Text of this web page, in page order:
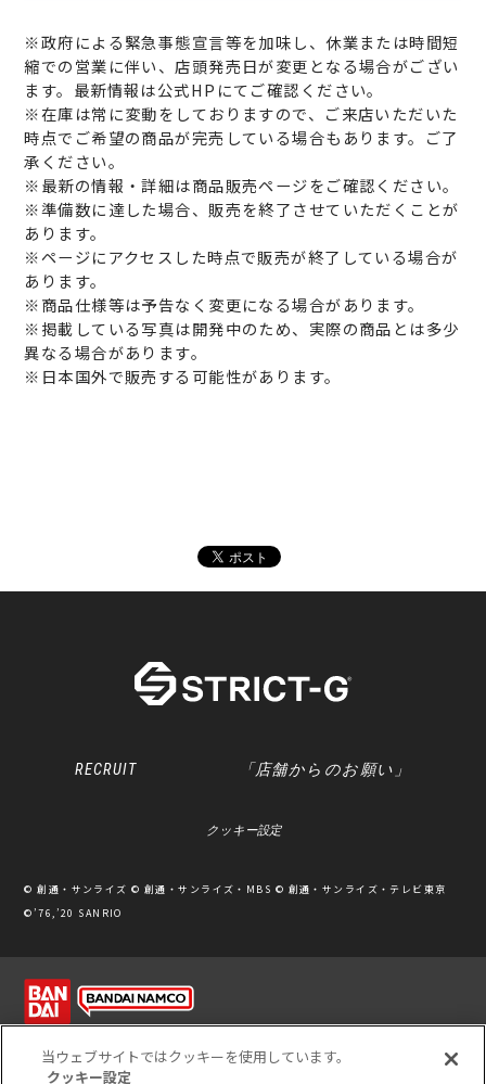
※政府による緊急事態宣言等を加味し、休業または時間短
縮での営業に伴い、店頭発売日が変更となる場合がござい
ます。最新情報は公式HPにてご確認ください。
※在庫は常に変動をしておりますので、ご来店いただいた
時点でご希望の商品が完売している場合もあります。ご了
承ください。
※最新の情報・詳細は商品販売ページをご確認ください。
※準備数に達した場合、販売を終了させていただくことが
あります。
※ページにアクセスした時点で販売が終了している場合が
あります。
※商品仕様等は予告なく変更になる場合があります。
※掲載している写真は開発中のため、実際の商品とは多少
異なる場合があります。
※日本国外で販売する可能性があります。
RECRUIT 「店舗からのお願い」
クッキー設定
© 創通・サンライズ © 創通・サンライズ・MBS © 創通・サンライズ・テレビ東京
©’76,’20 SANRIO
※写真のため、実際の商品と多少カラーが異なる場合があります。
当ウェブサイトではクッキーを使用しています。
クッキー設定